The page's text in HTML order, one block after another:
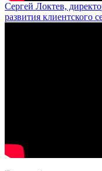
Сергей Локтев,
развития клиентского